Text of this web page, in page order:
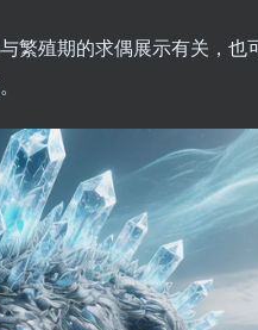
繁殖期的求偶展示有关，也
。